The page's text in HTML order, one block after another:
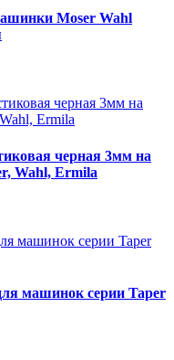
Moser Wahl
черная 3мм на
Wahl, Ermila
машинок серии Taper